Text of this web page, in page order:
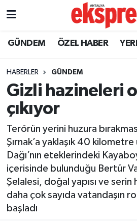
GÜNDEM ÖZEL HABER
HABERLER GÜNDEM
Gizli hazineleri
çıkıyor
Terörün yerini huzura
Şırnak’a yaklaşık 40
Dağı’nın eteklerindeki
içerisinde bulunduğu Bertür
Şelalesi, doğal yapısı ve serin
daha çok sayıda vatandaşın
başladı
ÖZEL HABER
YEREL GÜNDEM
EKONOMİ
KÜLTÜR - SANAT
SPOR
SİYASET
Nöbetçi Eczaneler
Trafik Durumu
Süper Lig Puan Durumu ve
Tüm Manşetler
Son Dakika Haberleri
Haber Arşivi